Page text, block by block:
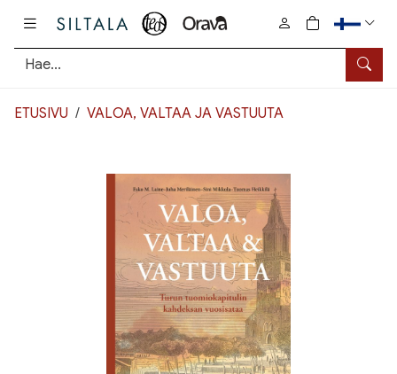
Hae
0
tuotetta
ETUSIVU VALOA, VALTAA JA VASTUUTA